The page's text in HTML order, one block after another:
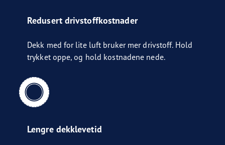
Redusert drivstoffkostnader
Dekk med for lite luft bruker mer drivstoff. Hold
trykket oppe, og hold kostnadene nede.
Lengre dekklevetid